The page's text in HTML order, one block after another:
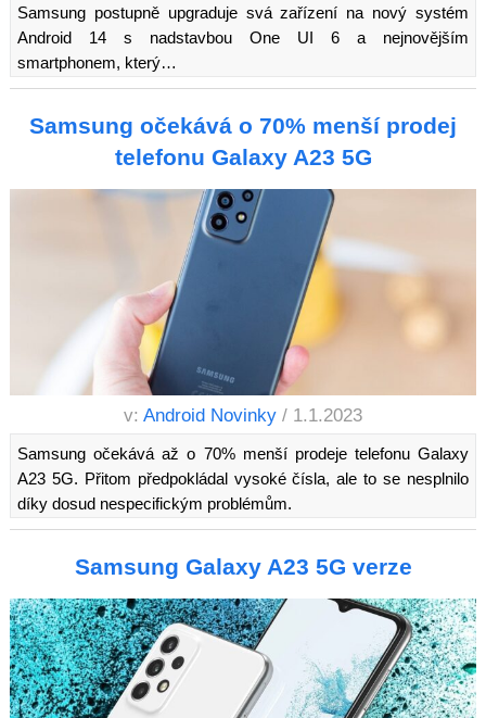
Samsung postupně upgraduje svá zařízení na nový systém
Android 14 s nadstavbou One UI 6 a nejnovějším
smartphonem, který…
Samsung očekává o 70% menší prodej
telefonu Galaxy A23 5G
v: Android Novinky / 1.1.2023
Samsung očekává až o 70% menší prodeje telefonu Galaxy
A23 5G. Přitom předpokládal vysoké čísla, ale to se nesplnilo
díky dosud nespecifickým problémům.
Samsung Galaxy A23 5G verze